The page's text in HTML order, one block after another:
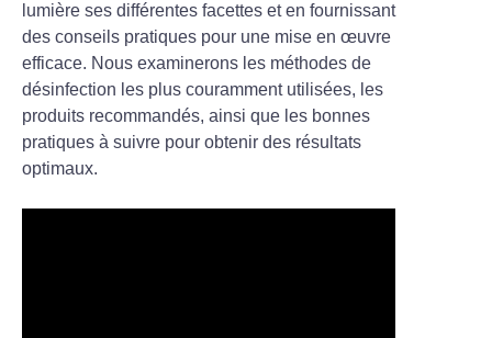
lumière ses différentes facettes et en fournissant
des conseils pratiques pour une mise en œuvre
efficace. Nous examinerons les méthodes de
désinfection les plus couramment utilisées, les
produits recommandés, ainsi que les bonnes
pratiques à suivre pour obtenir des résultats
optimaux.